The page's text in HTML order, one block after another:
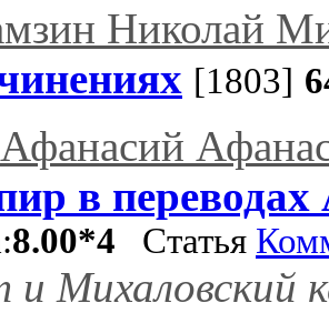
Николай
[1803]
в
8.00*4 Статья
Михаловский